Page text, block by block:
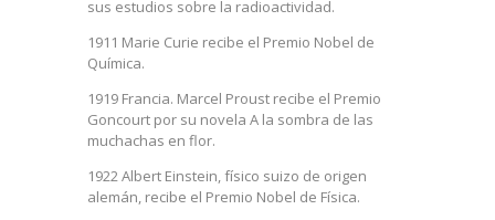
sus estudios sobre la radioactividad.
1911 Marie Curie recibe el Premio Nobel de
Química.
1919 Francia. Marcel Proust recibe el Premio
Goncourt por su novela A la sombra de las
muchachas en flor.
1922 Albert Einstein, físico suizo de origen
alemán, recibe el Premio Nobel de Física.